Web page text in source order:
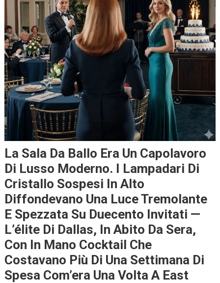
La Sala Da Ballo Era Un Capolavoro
Di Lusso Moderno. I Lampadari Di
Cristallo Sospesi In Alto
Diffondevano Una Luce Tremolante
E Spezzata Su Duecento Invitati —
L’élite Di Dallas, In Abito Da Sera,
Con In Mano Cocktail Che
Costavano Più Di Una Settimana Di
Spesa Com’era Una Volta A East